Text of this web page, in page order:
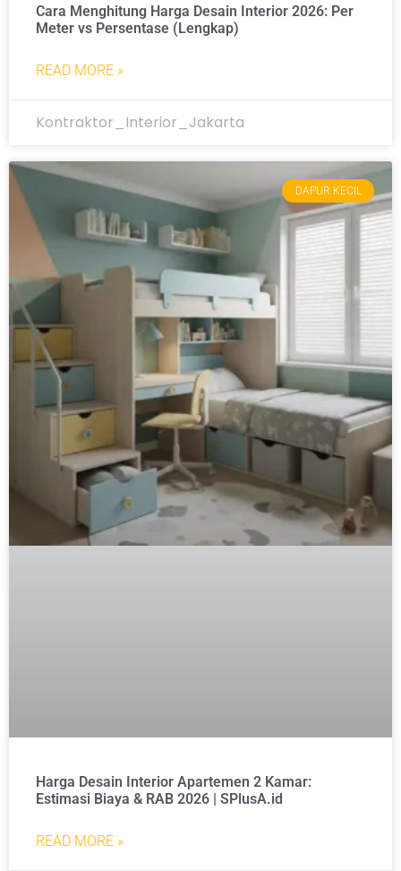
Cara Menghitung Harga Desain Interior 2026: Per
Meter vs Persentase (Lengkap)
READ MORE »
Kontraktor_Interior_Jakarta
DAPUR KECIL
Harga Desain Interior Apartemen 2 Kamar:
Estimasi Biaya & RAB 2026 | SPlusA.id
READ MORE »